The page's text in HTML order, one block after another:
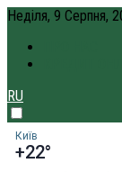
Неділя, 9 Серпня,
RU
Київ
+22°